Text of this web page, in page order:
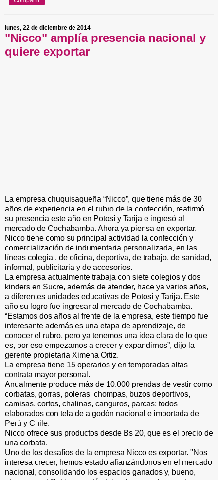
lunes, 22 de diciembre de 2014
"Nicco" amplía presencia nacional y
quiere exportar
La empresa chuquisaqueña “Nicco”, que tiene más de 30
años de experiencia en el rubro de la confección, reafirmó
su presencia este año en Potosí y Tarija e ingresó al
mercado de Cochabamba. Ahora ya piensa en exportar.
Nicco tiene como su principal actividad la confección y
comercialización de indumentaria personalizada, en las
líneas colegial, de oficina, deportiva, de trabajo, de sanidad,
informal, publicitaria y de accesorios.
La empresa actualmente trabaja con siete colegios y dos
kinders en Sucre, además de atender, hace ya varios años,
a diferentes unidades educativas de Potosí y Tarija. Este
año su logro fue ingresar al mercado de Cochabamba.
“Estamos dos años al frente de la empresa, este tiempo fue
interesante además es una etapa de aprendizaje, de
conocer el rubro, pero ya tenemos una idea clara de lo que
es, por eso empezamos a crecer y expandirnos”, dijo la
gerente propietaria Ximena Ortiz.
La empresa tiene 15 operarios y en temporadas altas
contrata mayor personal.
Anualmente produce más de 10.000 prendas de vestir como
corbatas, gorras, poleras, chompas, buzos deportivos,
camisas, cortos, chalinas, canguros, parcas; todos
elaborados con tela de algodón nacional e importada de
Perú y Chile.
Nicco ofrece sus productos desde Bs 20, que es el precio de
una corbata.
Uno de los desafíos de la empresa Nicco es exportar. "Nos
interesa crecer, hemos estado afianzándonos en el mercado
nacional, consolidando los espacios ganados y, bueno,